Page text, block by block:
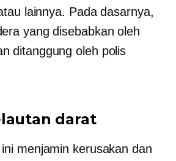
lainnya. Pada dasarnya,
yang disebabkan oleh
ditanggung oleh polis
darat
menjamin kerusakan dan